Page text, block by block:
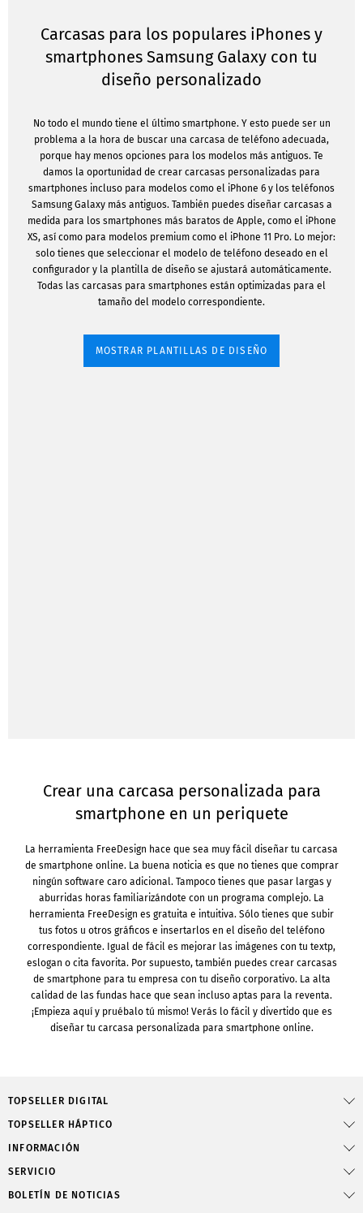
Carcasas para los populares iPhones y
smartphones Samsung Galaxy con tu
diseño personalizado
No todo el mundo tiene el último smartphone. Y esto puede ser un
problema a la hora de buscar una carcasa de teléfono adecuada,
porque hay menos opciones para los modelos más antiguos. Te
damos la oportunidad de crear carcasas personalizadas para
smartphones incluso para modelos como el iPhone 6 y los teléfonos
Samsung Galaxy más antiguos. También puedes diseñar carcasas a
medida para los smartphones más baratos de Apple, como el iPhone
XS, así como para modelos premium como el iPhone 11 Pro. Lo mejor:
solo tienes que seleccionar el modelo de teléfono deseado en el
configurador y la plantilla de diseño se ajustará automáticamente.
Todas las carcasas para smartphones están optimizadas para el
tamaño del modelo correspondiente.
MOSTRAR PLANTILLAS DE DISEÑO
Crear una carcasa personalizada para
smartphone en un periquete
La herramienta FreeDesign hace que sea muy fácil diseñar tu carcasa
de smartphone online. La buena noticia es que no tienes que comprar
ningún software caro adicional. Tampoco tienes que pasar largas y
aburridas horas familiarizándote con un programa complejo. La
herramienta FreeDesign es gratuita e intuitiva. Sólo tienes que subir
tus fotos u otros gráficos e insertarlos en el diseño del teléfono
correspondiente. Igual de fácil es mejorar las imágenes con tu textp,
eslogan o cita favorita. Por supuesto, también puedes crear carcasas
de smartphone para tu empresa con tu diseño corporativo. La alta
calidad de las fundas hace que sean incluso aptas para la reventa.
¡Empieza aquí y pruébalo tú mismo! Verás lo fácil y divertido que es
diseñar tu carcasa personalizada para smartphone online.
TOPSELLER DIGITAL
TOPSELLER HÁPTICO
INFORMACIÓN
SERVICIO
BOLETÍN DE NOTICIAS